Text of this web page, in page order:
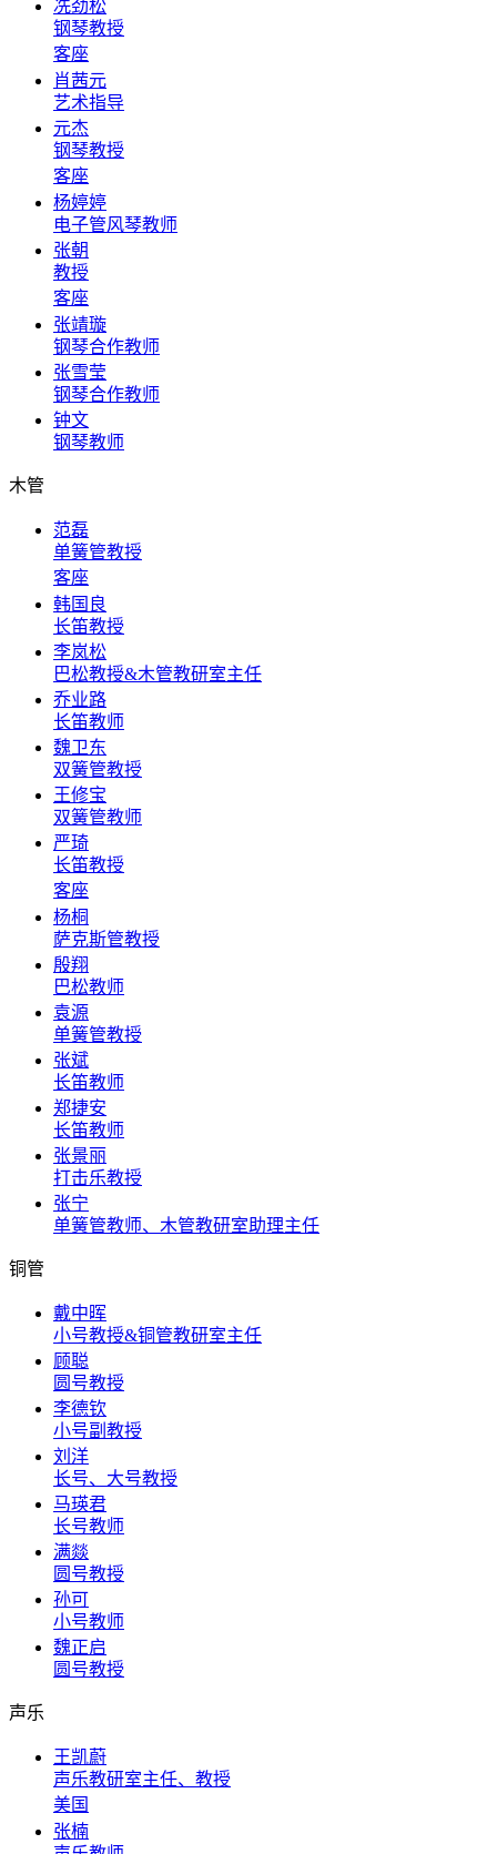
冼劲松
钢琴教授
客座
肖茜元
艺术指导
元杰
钢琴教授
客座
杨婷婷
电子管风琴教师
张朝
教授
客座
张靖璇
钢琴合作教师
张雪莹
钢琴合作教师
钟文
钢琴教师
木管
范磊
单簧管教授
客座
韩国良
长笛教授
李岚松
巴松教授&木管教研室主任
乔业路
长笛教师
魏卫东
双簧管教授
王修宝
双簧管教师
严琦
长笛教授
客座
杨桐
萨克斯管教授
殷翔
巴松教师
袁源
单簧管教授
张斌
长笛教师
郑捷安
长笛教师
张景丽
打击乐教授
张宁
单簧管教师、木管教研室助理主任
铜管
戴中晖
小号教授&铜管教研室主任
顾聪
圆号教授
李德钦
小号副教授
刘洋
长号、大号教授
马瑛君
长号教师
满燚
圆号教授
孙可
小号教师
魏正启
圆号教授
声乐
王凯蔚
声乐教研室主任、教授
美国
张楠